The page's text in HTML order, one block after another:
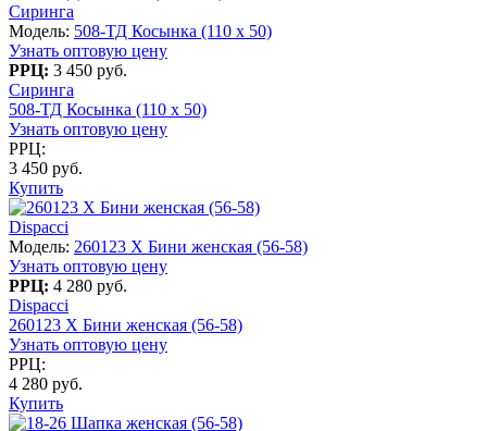
Сиринга
Модель: 508-ТД Косынка (110 х 50)
Узнать оптовую цену
РРЦ: 3 450 руб.
Сиринга
508-ТД Косынка (110 х 50)
Узнать оптовую цену
РРЦ:
3 450 руб.
Купить
Dispacci
Модель: 260123 X Бини женская (56-58)
Узнать оптовую цену
РРЦ: 4 280 руб.
Dispacci
260123 X Бини женская (56-58)
Узнать оптовую цену
РРЦ:
4 280 руб.
Купить